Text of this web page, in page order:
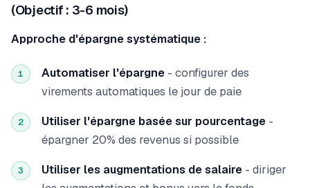
(Objectif : 3-6 mois)
Approche d'épargne systématique :
1 Automatiser l'épargne - configurer des
virements automatiques le jour de paie
2 Utiliser l'épargne basée sur pourcentage -
épargner 20% des revenus si possible
3 Utiliser les augmentations de salaire - diriger